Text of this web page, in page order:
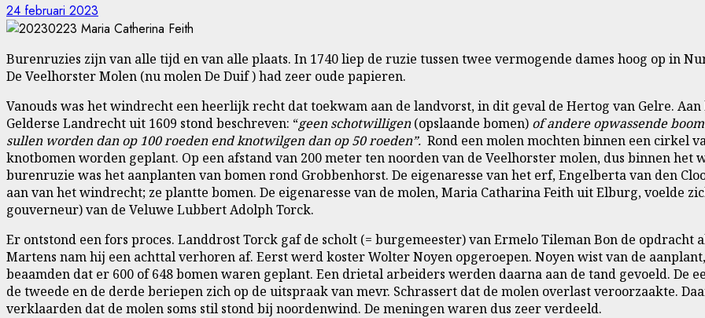
24 februari 2023
Burenruzies zijn van alle tijd en van alle plaats. In 1740 liep de ruzie tussen twee vermogende dames hoog op in
De Veelhorster Molen (nu molen De Duif ) had zeer oude papieren.
Vanouds was het windrecht een heerlijk recht dat toekwam aan de landvorst, in dit geval de Hertog van Gelre.
Gelderse Landrecht uit 1609 stond beschreven: “geen schotwilligen(opslaande bomen) of andere opwassende
sullen worden dan op 100 roeden end knotwilgen dan op 50 roeden”. Rond een molen mochten binnen een cirkel
knotbomen worden geplant. Op een afstand van 200 meter ten noorden van de Veelhorster molen, dus binnen
burenruzie was het aanplanten van bomen rond Grobbenhorst. De eigenaresse van het erf, Engelberta van den
aan van het windrecht; ze plantte bomen. De eigenaresse van de molen, Maria Catharina Feith uit Elburg, voelde
gouverneur) van de Veluwe Lubbert Adolph Torck.
Er ontstond een fors proces. Landdrost Torck gaf de scholt (= burgemeester) van Ermelo Tileman Bon de opdracht
Martens nam hij een achttal verhoren af. Eerst werd koster Wolter Noyen opgeroepen. Noyen wist van de
beaamden dat er 600 of 648 bomen waren geplant. Een drietal arbeiders werden daarna aan de tand gevoeld. De
de tweede en de derde beriepen zich op de uitspraak van mevr. Schrassert dat de molen overlast veroorzaakte.
verklaarden dat de molen soms stil stond bij noordenwind. De meningen waren dus zeer verdeeld.